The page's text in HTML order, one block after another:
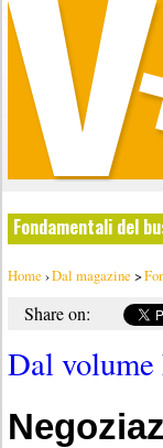
Fondamentali del
Home ›Dal magazine >
Share on:
Dal volume